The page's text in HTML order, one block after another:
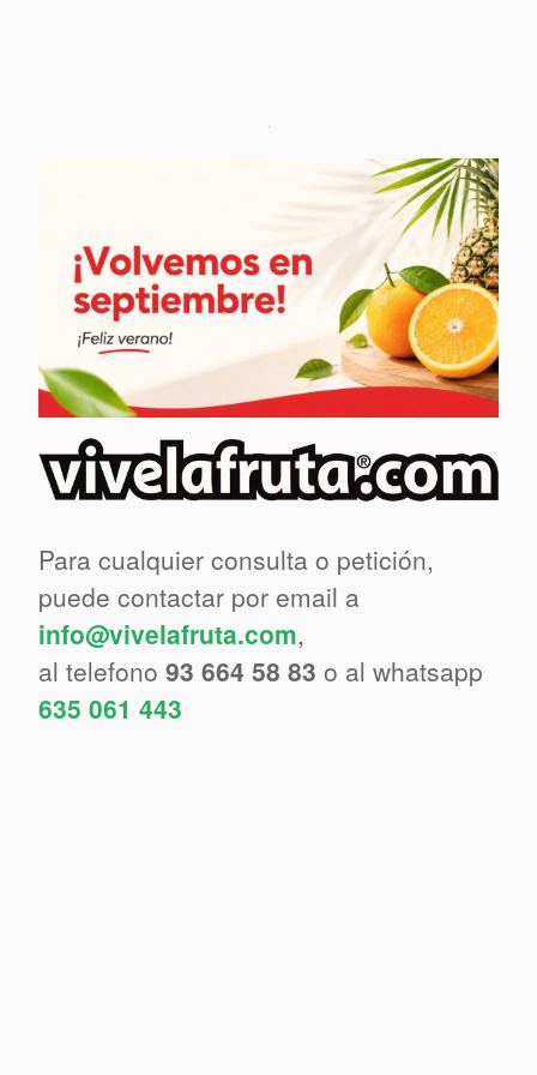
Para cualquier consulta o petición,
puede contactar por email a
info@vivelafruta.com,
al telefono 93 664 58 83 o al whatsapp
635 061 443